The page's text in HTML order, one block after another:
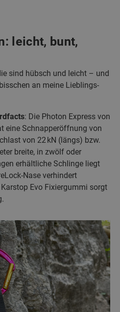
leicht, bunt,
sind hübsch und leicht – und
an meine Lieblings-
: Die Photon Express von
eine Schnapperöffnung von
von 22 kN (längs) bzw.
breite, in zwölf oder
erhältliche Schlinge liegt
Nase verhindert
Evo Fixiergummi sorgt